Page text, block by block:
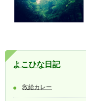
よこひな日記
救給カレー